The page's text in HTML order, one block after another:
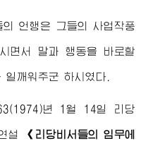
의 언행은 그들의 사업작풍
면서 말과 행동을 바로할
깨워주군 하시였다.
년 1월 14일 리당
설 《리당비서들의 임무에